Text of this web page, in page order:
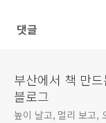
댓글
부산에서 책 만
블로그
높이 날고, 멀리 보고,